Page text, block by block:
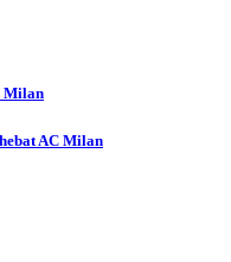
Milan
AC Milan